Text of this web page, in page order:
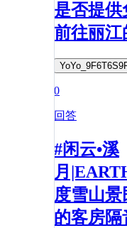
是否提
前往丽江
0
回答
#闲云•溪
月
度雪山
的客房